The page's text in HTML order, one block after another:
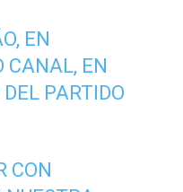
EN
CANAL, EN
PARTIDO
CON